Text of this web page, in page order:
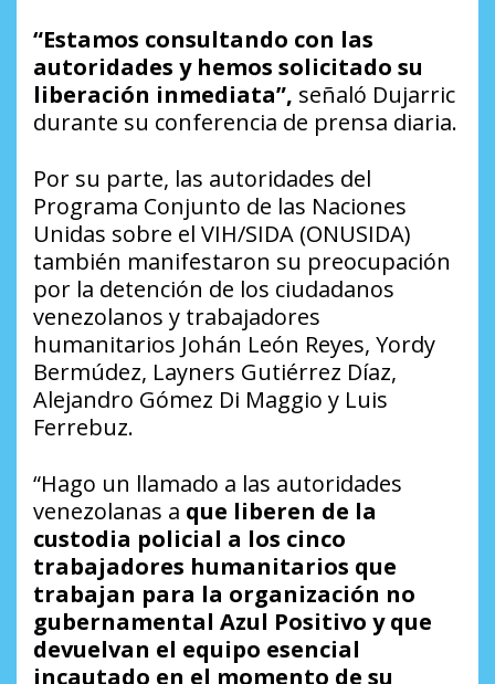
“Estamos consultando con las
autoridades y hemos solicitado su
liberación inmediata”, señaló Dujarric
durante su conferencia de prensa diaria.
Por su parte, las autoridades del
Programa Conjunto de las Naciones
Unidas sobre el VIH/SIDA (ONUSIDA)
también manifestaron su preocupación
por la detención de los ciudadanos
venezolanos y trabajadores
humanitarios Johán León Reyes, Yordy
Bermúdez, Layners Gutiérrez Díaz,
Alejandro Gómez Di Maggio y Luis
Ferrebuz.
“Hago un llamado a las autoridades
venezolanas a que liberen de la
custodia policial a los cinco
trabajadores humanitarios que
trabajan para la organización no
gubernamental Azul Positivo y que
devuelvan el equipo esencial
incautado en el momento de su